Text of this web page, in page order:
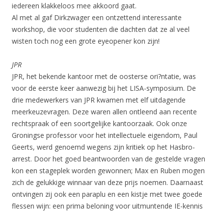
iedereen klakkeloos mee akkoord gaat.
Al met al gaf Dirkzwager een ontzettend interessante
workshop, die voor studenten die dachten dat ze al veel
wisten toch nog een grote eyeopener kon zijn!
JPR
JPR, het bekende kantoor met de oosterse ori?ntatie, was
voor de eerste keer aanwezig bij het LISA-symposium. De
drie medewerkers van JPR kwamen met elf uitdagende
meerkeuzevragen. Deze waren allen ontleend aan recente
rechtspraak of een soortgelijke kantoorzaak. Ook onze
Groningse professor voor het intellectuele eigendom, Paul
Geerts, werd genoemd wegens zijn kritiek op het Hasbro-
arrest. Door het goed beantwoorden van de gestelde vragen
kon een stageplek worden gewonnen; Max en Ruben mogen
zich de gelukkige winnaar van deze prijs noemen. Daarnaast
ontvingen zij ook een paraplu en een kistje met twee goede
flessen wijn: een prima beloning voor uitmuntende IE-kennis